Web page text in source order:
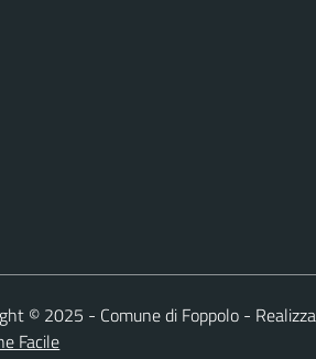
© 2025 - Comune di Foppolo -
Facile